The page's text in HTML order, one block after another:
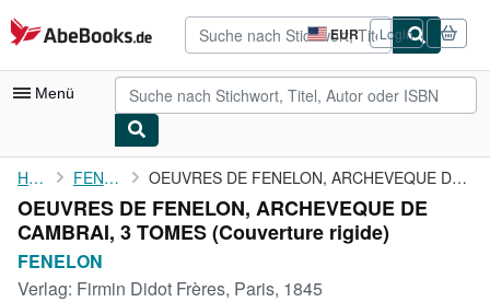
Zum Hauptinhalt
AbeBooks.de EUR
Seite
der
Einkaufseinstellungen.
Login
Menü
Nutzerkonto
Meine Bestellungen
Detailsuche
Sammlungen
Home FENELON OEUVRES DE FENELON, ARCHEVEQUE DE CAMBRAI, 3 TOMES
OEUVRES DE FENELON, ARCHEVEQUE DE
CAMBRAI, 3 TOMES (Couverture rigide)
FENELON
Verlag: Firmin Didot Frères, Paris, 1845